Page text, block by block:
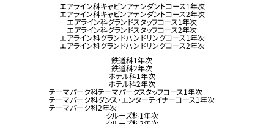
エアライン科キャビンアテンダントコース1年次
エアライン科キャビンアテンダントコース2年次
エアライン科グランドスタッフコース1年次
エアライン科グランドスタッフコース2年次
エアライン科グランドハンドリングコース1年次
エアライン科グランドハンドリングコース2年次
鉄道科1年次
鉄道科2年次
ホテル科1年次
ホテル科2年次
テーマパーク科テーマパークスタッフコース1年次
テーマパーク科ダンス・エンターテイナーコース1年次
テーマパーク科2年次
クルーズ科1年次